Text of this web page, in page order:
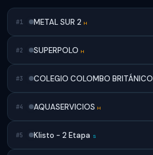
#1 METAL SUR 2 H
#2 SUPERPOLO H
#3 COLEGIO COLOMBO BRITÁNICO
#4 AQUASERVICIOS H
#5 Klisto - 2 Etapa S